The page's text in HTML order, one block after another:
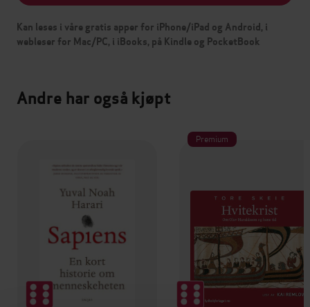
Kan leses i våre gratis apper for iPhone/iPad og Android, i
webleser for Mac/PC, i iBooks, på Kindle og PocketBook
Andre har også kjøpt
Premium